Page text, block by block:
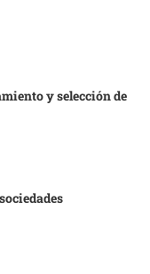
y selección de